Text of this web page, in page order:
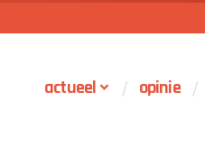
actueel opinie